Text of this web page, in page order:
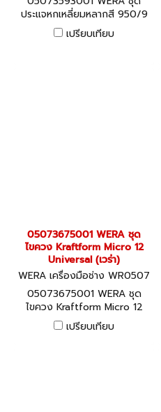
ประแจหกเหลี่ยมหลากสี 950/9
Hex-Plus (เวร่า)
เปรียบเทียบ
05073675001 WERA ชุด
ไขควง Kraftform Micro 12
Universal (เวร่า)
WERA เครื่องมือช่าง WR0507
3675001
05073675001 WERA ชุด
ไขควง Kraftform Micro 12
Universal (เวร่า)
เปรียบเทียบ